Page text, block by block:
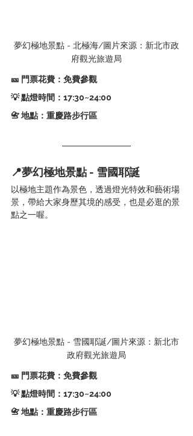
夢幻極地景點 - 北極海/圖片來源：新北市政
府觀光旅遊局
🎫 門票花費：免費參觀
💡 點燈時間：17:30~24:00
📇 地點：重慶路步行區
📍夢幻極地景點 - 雪國耶誕
以極地主題作為景色，透過燈光特效和藝術場
景，帶給大家身歷其境的感受，也是必逛的景
點之一喔。
夢幻極地景點 - 雪國耶誕/圖片來源：新北市
政府觀光旅遊局
🎫 門票花費：免費參觀
💡 點燈時間：17:30~24:00
📇 地點：重慶路步行區